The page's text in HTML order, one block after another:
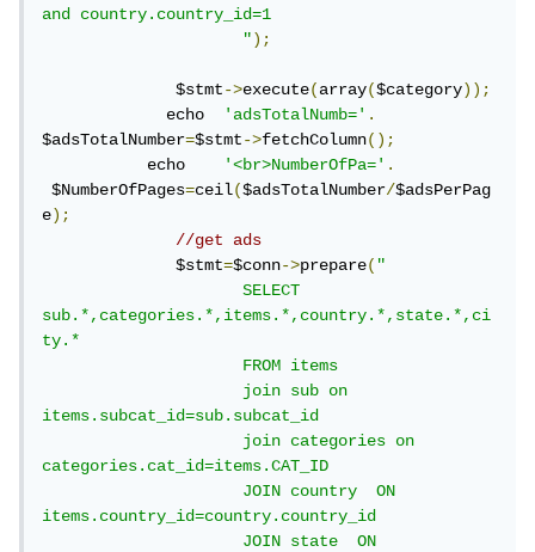
and country.country_id=1
");
$stmt->execute(array($category));
echo 'adsTotalNumb='.
$adsTotalNumber=$stmt->fetchColumn();
echo '<br>NumberOfPa='.
$NumberOfPages=ceil($adsTotalNumber/$adsPerPag
e);
//get ads
$stmt=$conn->prepare("
SELECT
sub.*,categories.*,items.*,country.*,state.*,ci
ty.*
FROM items
join sub on
items.subcat_id=sub.subcat_id
join categories on
categories.cat_id=items.CAT_ID
JOIN country  ON
items.country_id=country.country_id
JOIN state  ON